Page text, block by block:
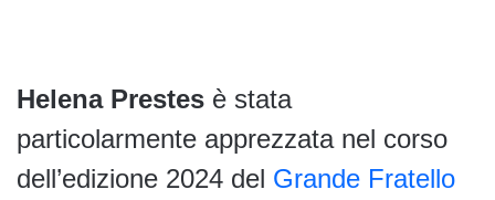
Helena Prestes è stata
particolarmente apprezzata nel corso
dell’edizione 2024 del Grande Fratello